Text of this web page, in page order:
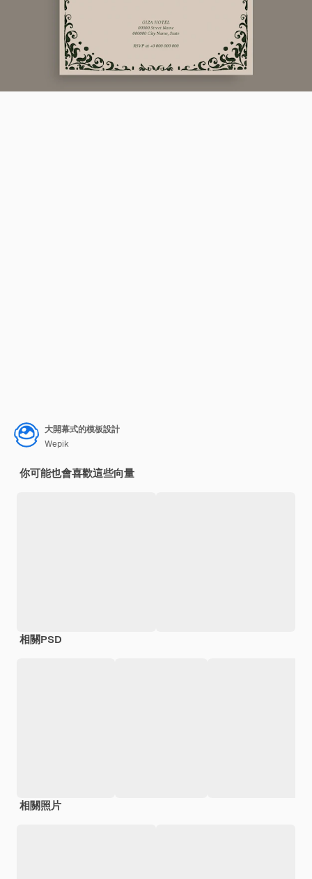
大開幕式的模板設計
Wepik
你可能也會喜歡這些向量
相關PSD
相關照片